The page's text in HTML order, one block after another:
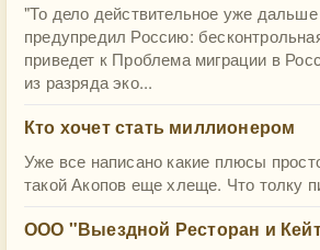
"То дело действительное уже
предупредил Россию:
приведет к Проблема миграции в
из разряда эко...
Кто хочет стать миллионером
Уже все написано какие плюсы
такой Акопов еще хлеще. Что толку
ООО "Выездной Ресторан и